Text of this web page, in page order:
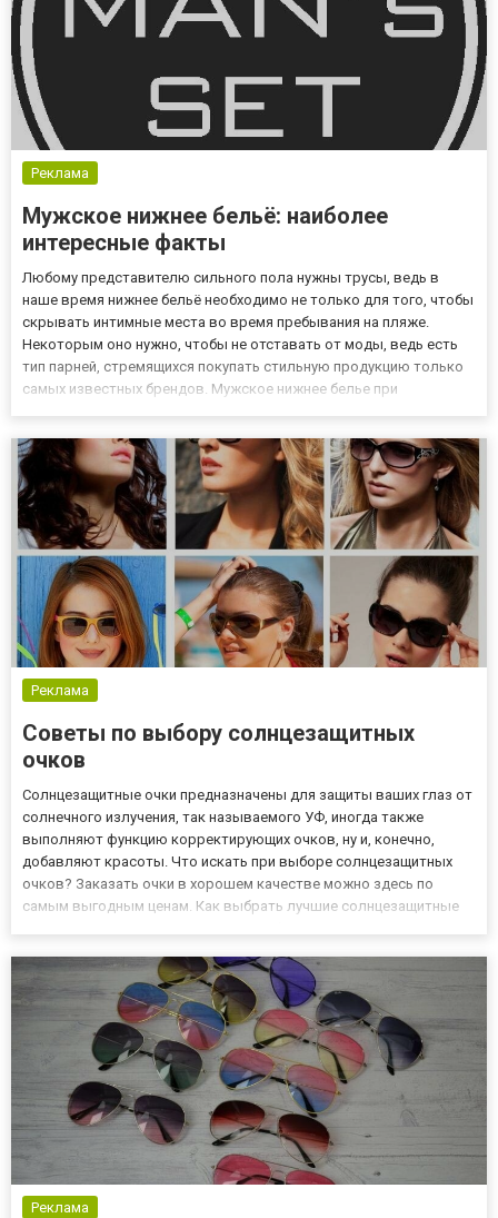
Реклама
Мужское нижнее бельё: наиболее
интересные факты
Любому представителю сильного пола нужны трусы, ведь в
наше время нижнее бельё необходимо не только для того, чтобы
скрывать интимные места во время пребывания на пляже.
Некоторым оно нужно, чтобы не отставать от моды, ведь есть
тип парней, стремящихся покупать стильную продукцию только
самых известных брендов. Мужское нижнее белье при
расклад вовсе...
Реклама
Советы по выбору солнцезащитных
очков
Солнцезащитные очки предназначены для защиты ваших глаз от
солнечного излучения, так называемого УФ, иногда также
выполняют функцию корректирующих очков, ну и, конечно,
добавляют красоты. Что искать при выборе солнцезащитных
очков? Заказать очки в хорошем качестве можно здесь по
самым выгодным ценам. Как выбрать лучшие солнцезащитные
защиты, знач...
Реклама